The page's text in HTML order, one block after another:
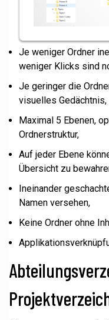
Je weniger Ordner
weniger Klicks sind
Je geringer die
visuelles Gedächtnis,
Maximal 5 Ebenen,
Ordnerstruktur,
Auf jeder Ebene
Übersicht zu
Ineinander
Namen versehen,
Keine Ordner ohne